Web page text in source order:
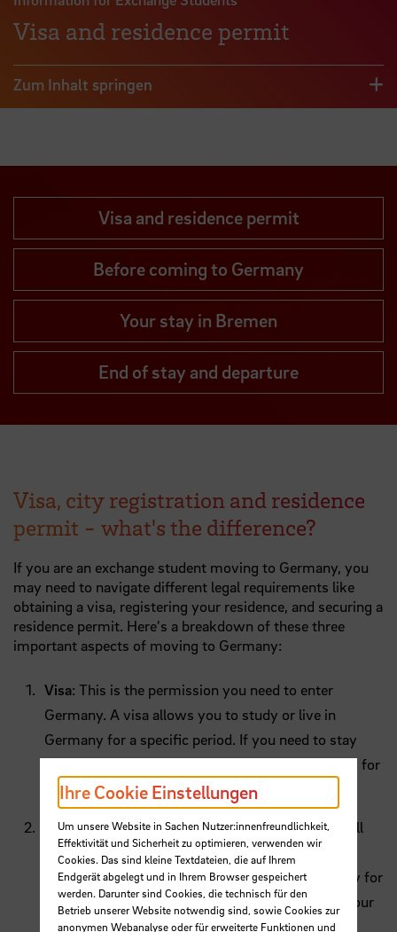
Visa and residence permit
Zum Inhalt springen
Visa and residence permit
Before coming to Germany
Your stay in Bremen
End of stay and departure
Visa, city registration and residence
permit - what's the difference?
If you are an exchange student moving to Germany, you
may need to navigate different legal requirements like
obtaining a visa, registering your residence, and securing a
residence permit. Here's a breakdown of these three
important aspects of moving to Germany:
Visa: This is the permission you need to enter
Germany. A visa allows you to study or live in
Germany for a specific period. If you need to stay
beyond the visa’s expiration date, you must apply for
a residence permit.
Residence permit: Once your visa expires, you will
need a residence permit to continue living in
Germany. This permit grants you the right to stay for
a longer duration, typically tied to the length of your
study program or work contract.
Ihre Cookie Einstellungen
Um unsere Website in Sachen Nutzer:innenfreundlichkeit,
Effektivität und Sicherheit zu optimieren, verwenden wir
Cookies. Das sind kleine Textdateien, die auf Ihrem
Endgerät abgelegt und in Ihrem Browser gespeichert
werden. Darunter sind Cookies, die technisch für den
Betrieb unserer Website notwendig sind, sowie Cookies zur
anonymen Webanalyse oder für erweiterte Funktionen und